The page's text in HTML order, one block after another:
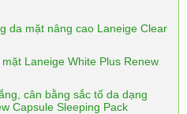
da mặt nâng cao Laneige Clear
Laneige White Plus Renew
cân bằng sắc tố da dạng
Capsule Sleeping Pack